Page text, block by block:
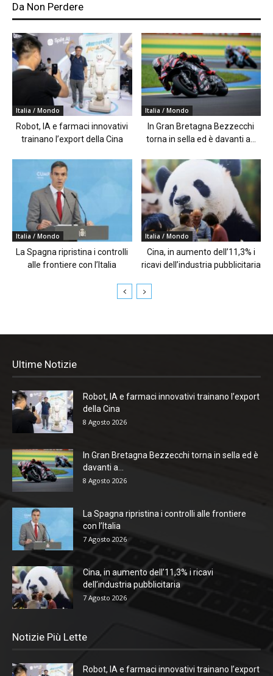
Da Non Perdere
Italia / Mondo
Robot, IA e farmaci innovativi
trainano l’export della Cina
Italia / Mondo
In Gran Bretagna Bezzecchi
torna in sella ed è davanti a...
Italia / Mondo
La Spagna ripristina i controlli
alle frontiere con l’Italia
Italia / Mondo
Cina, in aumento dell’11,3% i
ricavi dell’industria pubblicitaria
Ultime Notizie
Robot, IA e farmaci innovativi trainano l’export
della Cina
8 Agosto 2026
In Gran Bretagna Bezzecchi torna in sella ed è
davanti a...
8 Agosto 2026
La Spagna ripristina i controlli alle frontiere
con l’Italia
7 Agosto 2026
Cina, in aumento dell’11,3% i ricavi
dell’industria pubblicitaria
7 Agosto 2026
Notizie Più Lette
Robot, IA e farmaci innovativi trainano l’export